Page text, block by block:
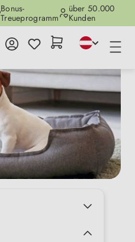
Bonus-
Treueprogramm
über 50.000
Kunden